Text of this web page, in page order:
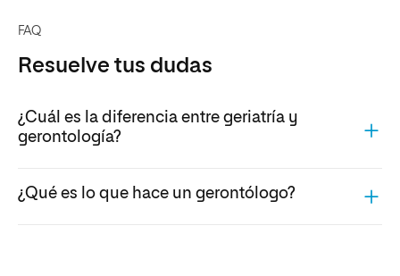
FAQ
Resuelve tus dudas
¿Cuál es la diferencia entre geriatría y
gerontología?
¿Qué es lo que hace un gerontólogo?